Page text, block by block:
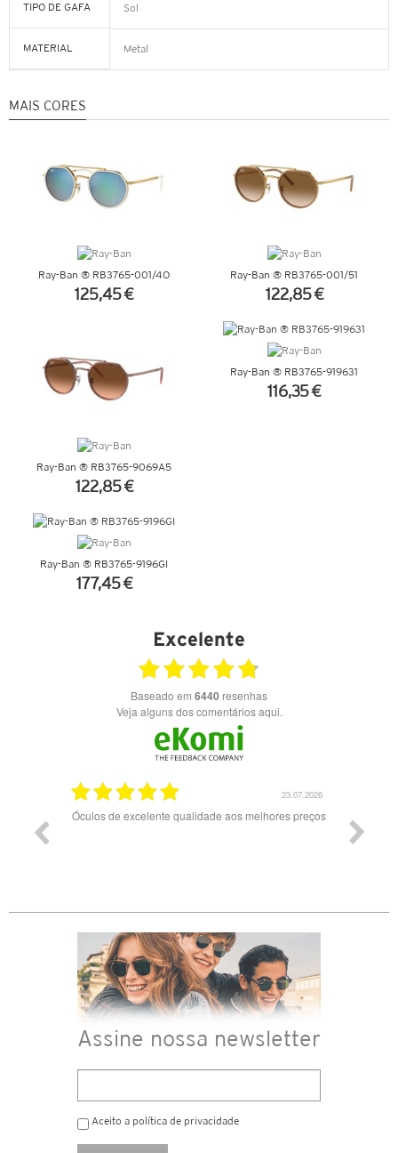
TIPO DE GAFA Sol
MATERIAL Metal
MAIS CORES
Ray-Ban ® RB3765-001/4O
125,45 €
Ray-Ban ® RB3765-001/51
122,85 €
Ray-Ban ® RB3765-9069A5
122,85 €
Ray-Ban ® RB3765-919631
116,35 €
Ray-Ban ® RB3765-9196GI
177,45 €
Excelente
Baseado em 6440 resenhas
Veja alguns dos comentários aqui.
23.07.2026
aos melhores preços Excelente serviço.
Assine nossa newsletter
Aceito a política de privacidade